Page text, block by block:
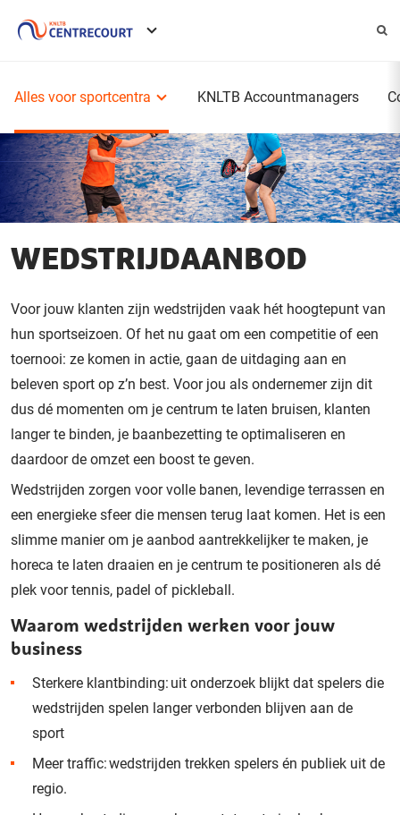
Alles voor sportcentra KNLTB Accountmanagers
WEDSTRIJDAANBOD
Voor jouw klanten zijn wedstrijden vaak hét hoogtepunt van
hun sportseizoen. Of het nu gaat om een competitie of een
toernooi: ze komen in actie, gaan de uitdaging aan en
beleven sport op z’n best. Voor jou als ondernemer zijn dit
dus dé momenten om je centrum te laten bruisen, klanten
langer te binden, je baanbezetting te optimaliseren en
daardoor de omzet een boost te geven.
Wedstrijden zorgen voor volle banen, levendige terrassen en
een energieke sfeer die mensen terug laat komen. Het is een
slimme manier om je aanbod aantrekkelijker te maken, je
horeca te laten draaien en je centrum te positioneren als dé
plek voor tennis, padel of pickleball.
Waarom wedstrijden werken voor jouw
business
Sterkere klantbinding: uit onderzoek blijkt dat spelers die
wedstrijden spelen langer verbonden blijven aan de
sport
Meer traffic: wedstrijden trekken spelers én publiek uit de
regio.